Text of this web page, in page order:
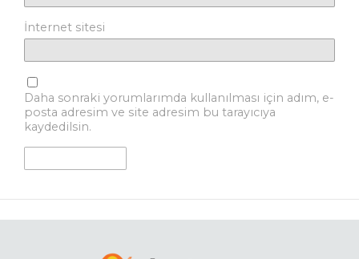
İnternet sitesi
Daha sonraki yorumlarımda kullanılması için adım, e-
posta adresim ve site adresim bu tarayıcıya
kaydedilsin.